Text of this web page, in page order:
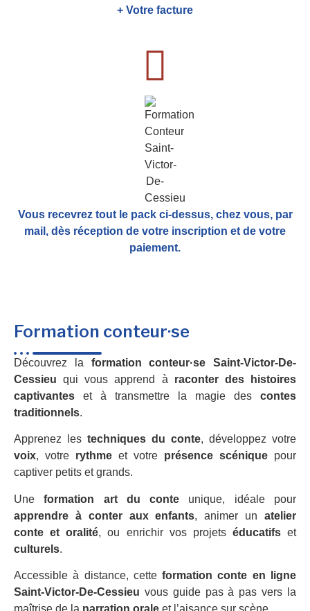
+ Votre facture
Vous recevrez tout le pack ci-dessus, chez vous, par
mail, dès réception de votre inscription et de votre
paiement.
Formation conteur·se
Découvrez la formation conteur·se Saint-Victor-De-
Cessieu qui vous apprend à raconter des histoires
captivantes et à transmettre la magie des contes
traditionnels.
Apprenez les techniques du conte, développez votre
voix, votre rythme et votre présence scénique pour
captiver petits et grands.
Uneformation art du conte unique, idéale pour
apprendre à conter aux enfants, animer unatelier
conte et oralité, ou enrichir vos projets éducatifset
culturels.
Accessible à distance, cetteformation conte en ligne
Saint-Victor-De-Cessieu vous guide pas à pas vers la
maîtrise de la narration orale et l’aisance sur scène.